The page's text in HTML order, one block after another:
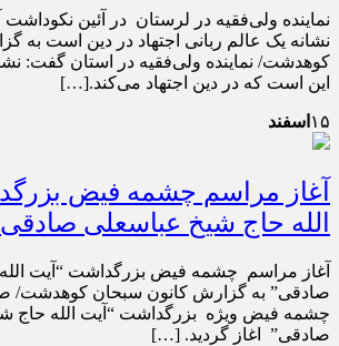
نماینده ولی‌فقیه در لرستان در آئین
نشانه یک عالم ربانی اجتهاد در دین است به
کوهدشت/ نماینده ولی‌فقیه در استان گفت:
این است که در دین اجتهاد می‌کند.[…]
۱۵ اسفند
آغاز مراسم چشمه فیض
الله حاج شیخ عباسعلی
آغاز مراسم چشمه فیض بزرگداشت “آیت
صادقی” به گزارش کانون سبحان کوهدشت/
چشمه فیض ویژه بزرگداشت “آیت الله حاج
صادقی” اغاز گردید. […]